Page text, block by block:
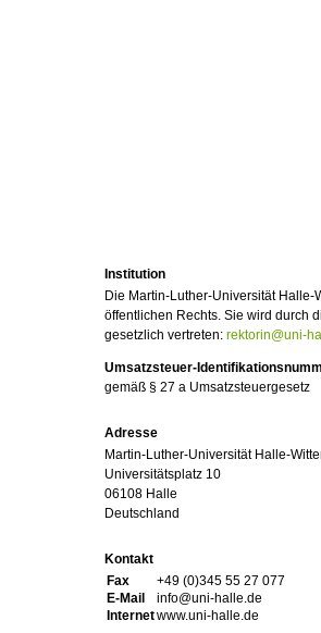
Institution
Die Martin-Luther-Universität
öffentlichen Rechts. Sie wird durch
gesetzlich vertreten: rektorin@uni-
Umsatzsteuer-
gemäß § 27 a Umsatzsteuergesetz
Adresse
Martin-Luther-Universität Halle-
Universitätsplatz 10
06108 Halle
Deutschland
Kontakt
Fax
+49 (0)345 55 27 077
E-Mail
info@uni-halle.de
Internetwww.uni-halle.de